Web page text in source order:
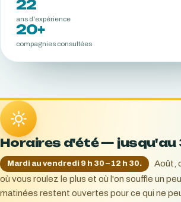
22
ans d'expérience
20+
compagnies consultées
Horaires d'été — jusqu'au
Mardi au vendredi 9 h 30 – 12 h 30.
Août,
où vous roulez le plus et où l'on souffle un
matinées restent ouvertes pour ce qui ne